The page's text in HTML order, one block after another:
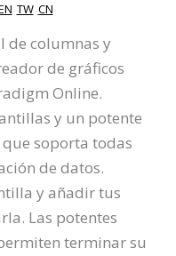
TW CN
de columnas y
de gráficos
Online.
y un potente
soporta todas
de datos.
y añadir tus
Las potentes
terminar su